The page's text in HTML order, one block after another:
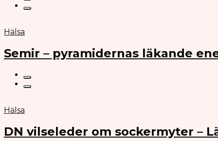
Hälsa
Semir – pyramidernas läkande
Hälsa
DN vilseleder om sockermyter –